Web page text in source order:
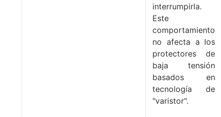
interrumpirla.
Este
comportamiento
no afecta a los
protectores de
baja tensión
basados en
tecnología de
"varistor".